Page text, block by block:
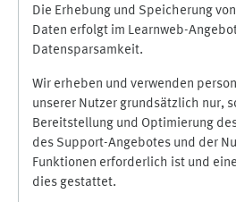
Die Erhebung und Speicherung
Daten erfolgt im Learnweb-
Datensparsamkeit.
Wir erheben und verwenden
unserer Nutzer grundsätzlich nur,
Bereitstellung und Optimierung
des Support-Angebotes und der
Funktionen erforderlich ist und
dies gestattet.